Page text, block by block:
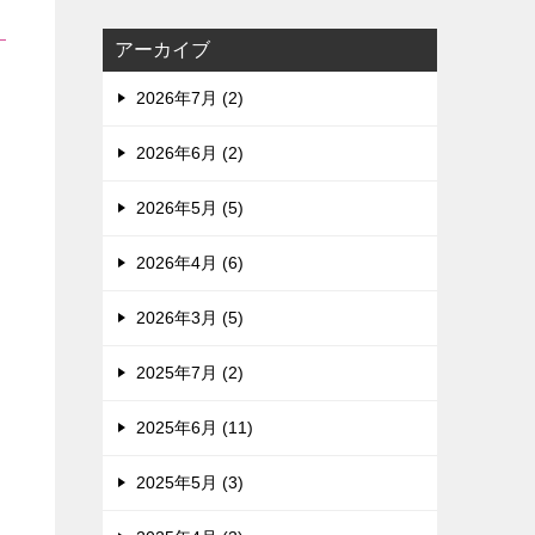
アーカイブ
2026年7月 (2)
2026年6月 (2)
2026年5月 (5)
2026年4月 (6)
2026年3月 (5)
2025年7月 (2)
2025年6月 (11)
2025年5月 (3)